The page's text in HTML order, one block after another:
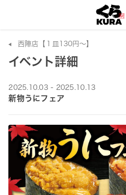
西陣店【１皿130円～】
イベント詳細
2025.10.03 - 2025.10.13
新物うにフェア